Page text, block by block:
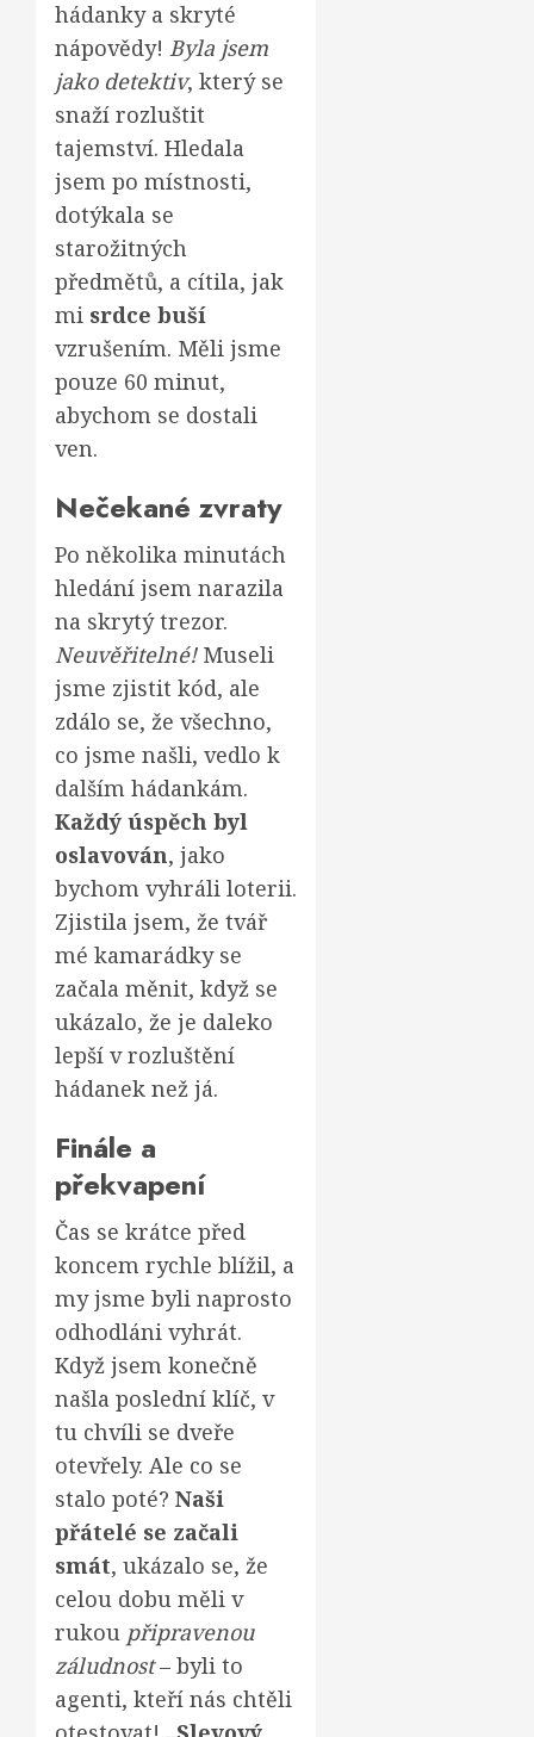
hádanky a skryté
nápovědy! Byla jsem
jako detektiv, který se
snaží rozluštit
tajemství. Hledala
jsem po místnosti,
dotýkala se
starožitných
předmětů, a cítila, jak
mi srdce buší
vzrušením. Měli jsme
pouze 60 minut,
abychom se dostali
ven.
Nečekané zvraty
Po několika minutách
hledání jsem narazila
na skrytý trezor.
Neuvěřitelné!Museli
jsme zjistit kód, ale
zdálo se, že všechno,
co jsme našli, vedlo k
dalším hádankám.
Každý úspěch byl
oslavován, jako
bychom vyhráli loterii.
Zjistila jsem, že tvář
mé kamarádky se
začala měnit, když se
ukázalo, že je daleko
lepší v rozluštění
hádanek než já.
Finále a
překvapení
Čas se krátce před
koncem rychle blížil, a
my jsme byli naprosto
odhodláni vyhrát.
Když jsem konečně
našla poslední klíč, v
tu chvíli se dveře
otevřely. Ale co se
stalo poté? Naši
přátelé se začali
smát, ukázalo se, že
celou dobu měli v
rukou připravenou
záludnost– byli to
agenti, kteří nás chtěli